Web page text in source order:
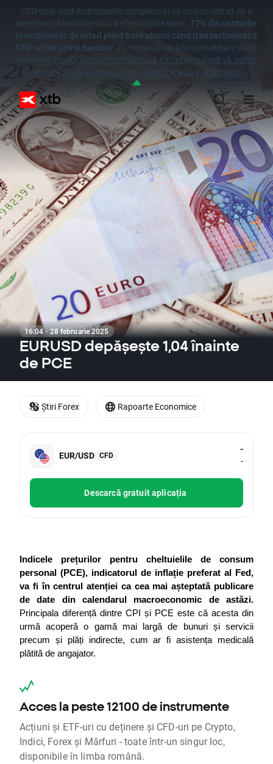
CFD-urile sunt instrumente complexe și au un risc ridicat de a
pierde rapid bani din cauza efectului de levier. 77% din conturile
investitorilor de retail pierd bani atunci când tranzacționează
CFD-uri cu acest furnizor. Ar trebui să luați în considerare dacă
înțelegeți modul în care funcționează CFDurile și dacă vă puteți
permite să vă asumați riscul ridicat de a vă pierde banii.
16:04 · 28 februarie 2025
EURUSD depășește 1,04 înainte
de PCE
EUR/USD CFD
-
-
Descarcă gratuit aplicația
Indicele prețurilor pentru cheltuielile de consum
personal (PCE), indicatorul de inflație preferat al Fed,
va fi în centrul atenției ca cea mai așteptată publicare
de date din calendarul macroeconomic de astăzi.
Principala diferență dintre CPI și PCE este că acesta din
urmă acoperă o gamă mai largă de bunuri și servicii
precum și plăți indirecte, cum ar fi asistența medicală
plătită de angajator.
Acces la peste 12100 de instrumente
Acțiuni și ETF-uri cu deținere și CFD-uri pe Crypto,
Indici, Forex și Mărfuri - toate într-un singur loc,
disponibile în limba română.
Știri Forex Rapoarte Economice